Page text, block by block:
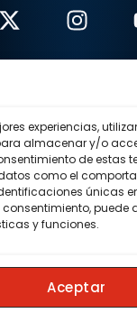
experiencias,
almacenar y/o
de estas
como el
únicas
consentimiento,
y funciones.
Aceptar
Y
De
Política De
Aviso Legal
. Todos los
Contacto